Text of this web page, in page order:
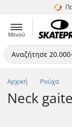
Μενού
Αρχική Ρούχα
Neck